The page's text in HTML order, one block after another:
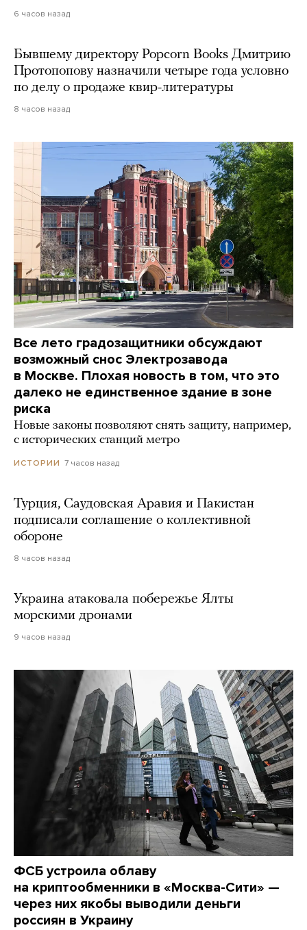
6 часов назад
Бывшему директору Popcorn Books Дмитрию
Протопопову назначили четыре года условно
по делу о продаже квир-литературы
8 часов назад
Все лето градозащитники обсуждают
возможный снос Электрозавода
в Москве. Плохая новость в том, что это
далеко не единственное здание в зоне
риска
Новые законы позволяют снять защиту, например,
с исторических станций метро
ИСТОРИИ 7 часов назад
Турция, Саудовская Аравия и Пакистан
подписали соглашение о коллективной
обороне
8 часов назад
Украина атаковала побережье Ялты
морскими дронами
9 часов назад
ФСБ устроила облаву
на криптообменники в «Москва-Сити» —
через них якобы выводили деньги
россиян в Украину